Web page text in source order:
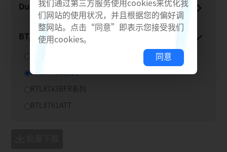
Dual-​Mode BT
BT/​Thread Adaptor
RTL8761B系列
RTL87x3BFR系列
RTL8761ATT
我们通过第三方服务使用cookies来优化我
们网站的使用状况，并且根据您的偏好调
整网站。点击“同意”即表示您接受我们
使用cookies。
同意